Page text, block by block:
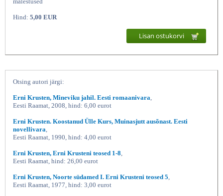
Hind: 5,00 EUR
Lisan ostukorvi
Otsing autori järgi:
Erni Krusten, Mineviku jahil. Eesti romaanivara
Eesti Raamat, 2008, hind: 6,00 eurot
Erni Krusten. Koostanud Ülle Kurs, Muinasjutt ausõnast. Eesti
novellivara
Eesti Raamat, 1990, hind: 4,00 eurot
Erni Krusten, Erni Krusteni teosed 1-8
Eesti Raamat, hind: 26,00 eurot
Erni Krusten, Noorte südamed I. Erni Krusteni teosed 5
Eesti Raamat, 1977, hind: 3,00 eurot